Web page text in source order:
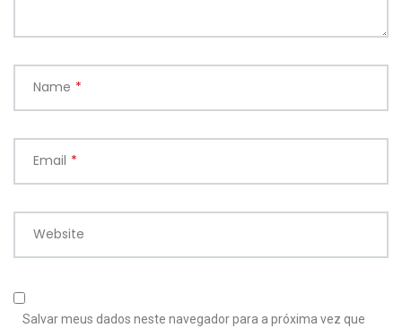
Name *
Email *
Website
Salvar meus dados neste navegador para a próxima vez que